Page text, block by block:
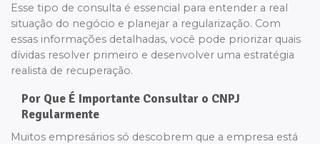
Esse tipo de consulta é essencial para entender a real
situação do negócio e planejar a regularização. Com
essas informações detalhadas, você pode priorizar quais
dívidas resolver primeiro e desenvolver uma estratégia
realista de recuperação.
Por Que É Importante Consultar o CNPJ
Regularmente
Muitos empresários só descobrem que a empresa está